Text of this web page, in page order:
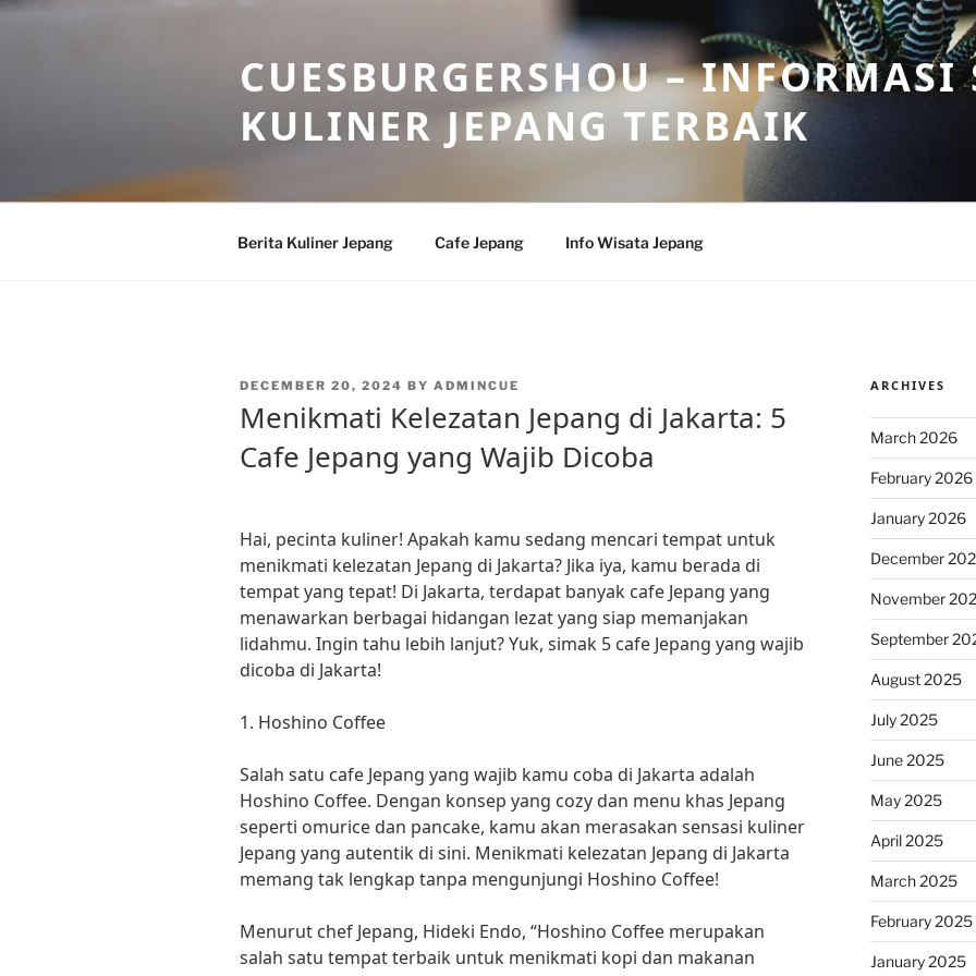
Skip
CUESBURGERSHOU – INFORMASI
KULINER JEPANG TERBAIK
Berita Kuliner Jepang Cafe Jepang Info Wisata Jepang
POSTED
DECEMBER 20, 2024 BY ADMINCUE
Menikmati Kelezatan Jepang di Jakarta: 5
Cafe Jepang yang Wajib Dicoba
Hai, pecinta kuliner! Apakah kamu sedang mencari tempat untuk
menikmati kelezatan Jepang di Jakarta? Jika iya, kamu berada di
tempat yang tepat! Di Jakarta, terdapat banyak cafe Jepang yang
menawarkan berbagai hidangan lezat yang siap memanjakan
lidahmu. Ingin tahu lebih lanjut? Yuk, simak 5 cafe Jepang yang wajib
dicoba di Jakarta!
1. Hoshino Coffee
Salah satu cafe Jepang yang wajib kamu coba di Jakarta adalah
Hoshino Coffee. Dengan konsep yang cozy dan menu khas Jepang
seperti omurice dan pancake, kamu akan merasakan sensasi kuliner
Jepang yang autentik di sini. Menikmati kelezatan Jepang di Jakarta
memang tak lengkap tanpa mengunjungi Hoshino Coffee!
Menurut chef Jepang, Hideki Endo, “Hoshino Coffee merupakan
salah satu tempat terbaik untuk menikmati kopi dan makanan
ARCHIVES
March 2026
February 2026
January 2026
December
November
September
August 2025
July 2025
June 2025
May 2025
April 2025
March 2025
February 2025
January 2025